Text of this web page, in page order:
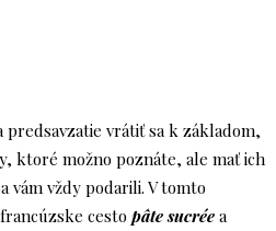
predsavzatie vrátiť sa k základom,
ktoré možno poznáte, ale mať ich
vám vždy podarili. V tomto
cesto pâte sucrée a